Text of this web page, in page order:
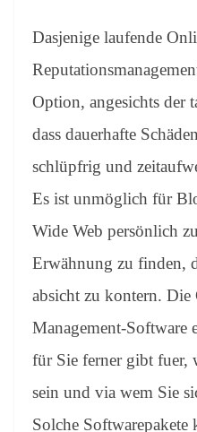
Dasjenige laufende
Option, angesichts der
dass dauerhafte
schlüpfrig und
Es ist unmöglich für
Wide Web persönlich
Erwähnung zu finden,
absicht zu kontern. Die
Management-Software
für Sie ferner gibt fuer,
sein und via wem Sie
Solche Softwarepakete